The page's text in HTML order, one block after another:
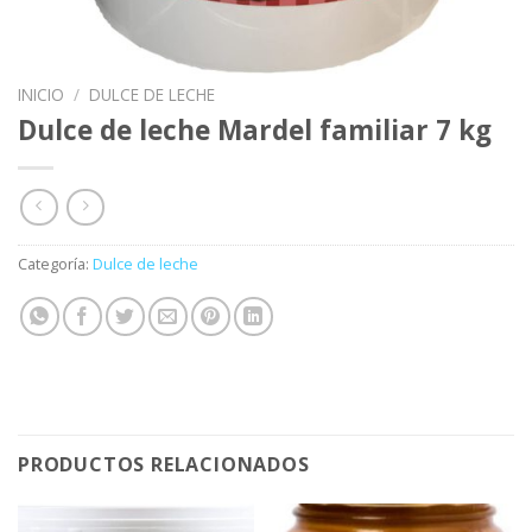
INICIO / DULCE DE LECHE
Dulce de leche Mardel familiar 7 kg
Categoría: Dulce de leche
PRODUCTOS RELACIONADOS